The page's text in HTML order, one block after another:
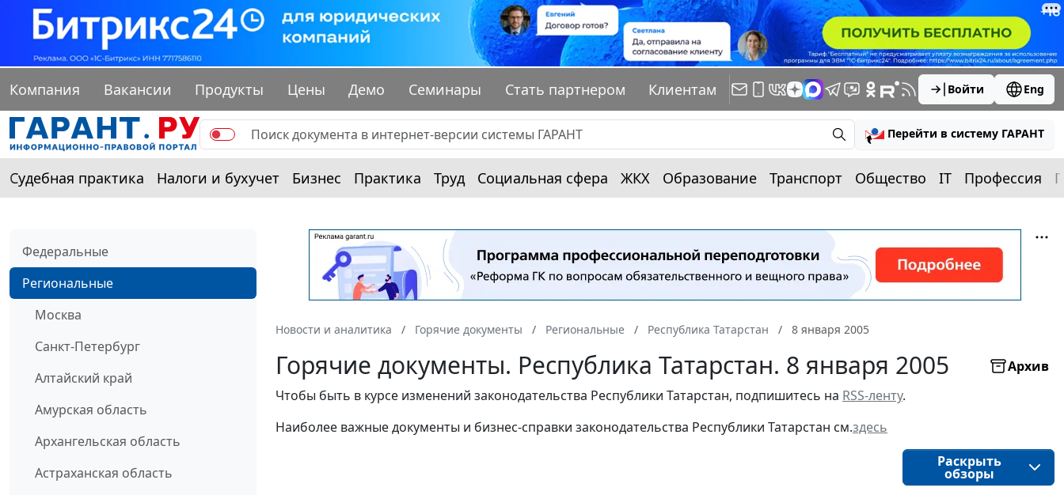
Компания Вакансии Продукты Цены Демо Семинары Стать партнером Клиентам Войти Eng
Перейти в систему ГАРАНТ
Судебная практика Налоги и бухучет Бизнес Практика Труд Социальная сфера ЖКХ Образование Транспорт Общество IT Профессия
Федеральные
Региональные
Москва
Санкт-Петербург
Алтайский край
Амурская область
Архангельская область
Астраханская область
Новости и аналитика Горячие документы Региональные Республика Татарстан 8 января 2005
Горячие документы. Республика Татарстан. 8 января 2005
Архив
Чтобы быть в курсе изменений законодательства Республики Татарстан, подпишитесь на RSS-ленту.
Наиболее важные документы и бизнес-справки законодательства Республики Татарстан см.здесь
Раскрыть
обзоры